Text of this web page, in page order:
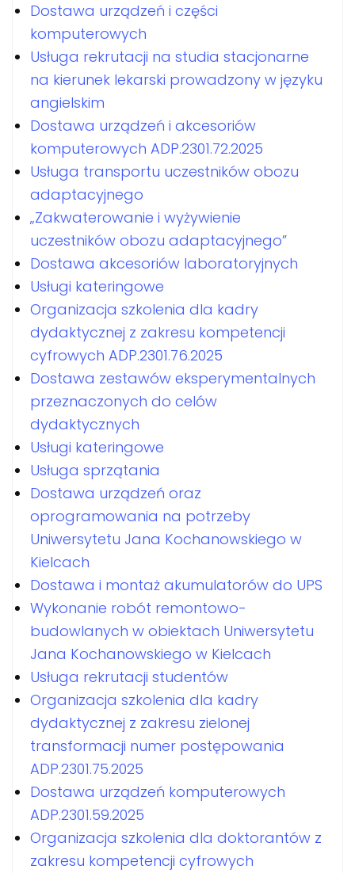
Dostawa urządzeń i części
komputerowych
Usługa rekrutacji na studia stacjonarne
na kierunek lekarski prowadzony w języku
angielskim
Dostawa urządzeń i akcesoriów
komputerowych ADP.2301.72.2025
Usługa transportu uczestników obozu
adaptacyjnego
„Zakwaterowanie i wyżywienie
uczestników obozu adaptacyjnego”
Dostawa akcesoriów laboratoryjnych
Usługi kateringowe
Organizacja szkolenia dla kadry
dydaktycznej z zakresu kompetencji
cyfrowych ADP.2301.76.2025
Dostawa zestawów eksperymentalnych
przeznaczonych do celów
dydaktycznych
Usługi kateringowe
Usługa sprzątania
Dostawa urządzeń oraz
oprogramowania na potrzeby
Uniwersytetu Jana Kochanowskiego w
Kielcach
Dostawa i montaż akumulatorów do UPS
Wykonanie robót remontowo-
budowlanych w obiektach Uniwersytetu
Jana Kochanowskiego w Kielcach
Usługa rekrutacji studentów
Organizacja szkolenia dla kadry
dydaktycznej z zakresu zielonej
transformacji numer postępowania
ADP.2301.75.2025
Dostawa urządzeń komputerowych
ADP.2301.59.2025
Organizacja szkolenia dla doktorantów z
zakresu kompetencji cyfrowych